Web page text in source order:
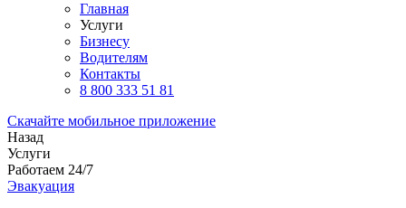
Главная
Услуги
Бизнесу
Водителям
Контакты
8 800 333 51 81
Скачайте мобильное приложение
Назад
Услуги
Работаем 24/7
Эвакуация